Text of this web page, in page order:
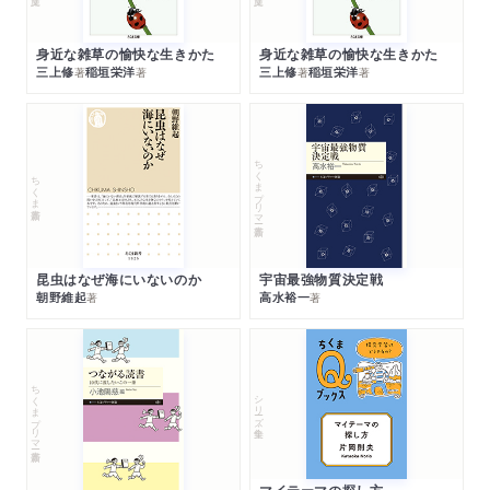
身近な雑草の愉快な生きかた
三上修著稲垣栄洋著
身近な雑草の愉快な生きかた
三上修著稲垣栄洋著
ちくま新書
昆虫はなぜ海にいないのか
朝野維起著
ちくまプリマー新書
宇宙最強物質決定戦
高水裕一著
ちくまプリマー新書 シリーズ・全集